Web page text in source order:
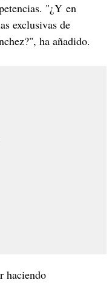
"¿Y en
exclusivas de
ha añadido.
haciendo